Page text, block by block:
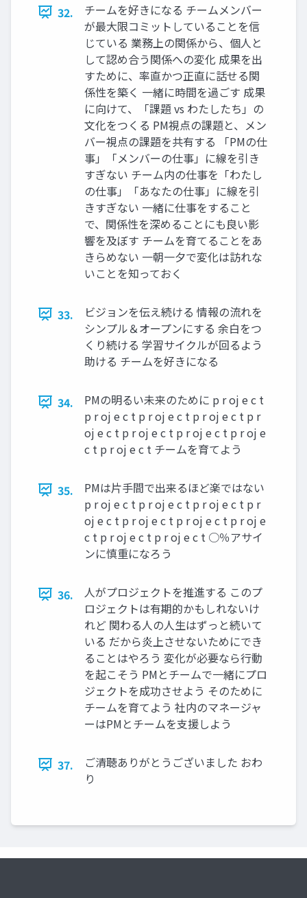
32.
チームを好きになる チームメンバー
が最大限コミットしていることを信
じている 業務上の関係から、個人と
して認め合う関係への変化 成果を出
すために、率直かつ正直に話せる関
係性を築く 一緒に時間を過ごす 成果
に向けて、「課題 vs わたしたち」の
文化をつくる PM視点の課題と、メン
バー視点の課題を共有する 「PMの仕
事」「メンバーの仕事」に線を引き
すぎない チーム内の仕事を「わたし
の仕事」「あなたの仕事」に線を引
きすぎない 一緒に仕事をすること
で、関係性を深めることにも良い影
響を及ぼす チームを育てることをあ
きらめない 一朝一夕で変化は訪れな
いことを知っておく
33.
ビジョンを伝え続ける 情報の流れを
シンプル＆オープンにする 余白をつ
くり続ける 学習サイクルが回るよう
助ける チームを好きになる
34.
PMの明るい未来のために p r oj e c t
p r oj e c t p r oj e c t p r oj e c t p r
oj e c t p r oj e c t p r oj e c t p r oj e
c t p r oj e c t チームを育てよう
35.
PMは片手間で出来るほど楽ではない
p r oj e c t p r oj e c t p r oj e c t p r
oj e c t p r oj e c t p r oj e c t p r oj e
c t p r oj e c t p r oj e c t ○％アサイ
ンに慎重になろう
36.
人がプロジェクトを推進する このプ
ロジェクトは有期的かもしれないけ
れど 関わる人の人生はずっと続いて
いる だから炎上させないためにでき
ることはやろう 変化が必要なら行動
を起こそう PMとチームで一緒にプロ
ジェクトを成功させよう そのために
チームを育てよう 社内のマネージャ
ーはPMとチームを支援しよう
37.
ご清聴ありがとうございました おわ
り